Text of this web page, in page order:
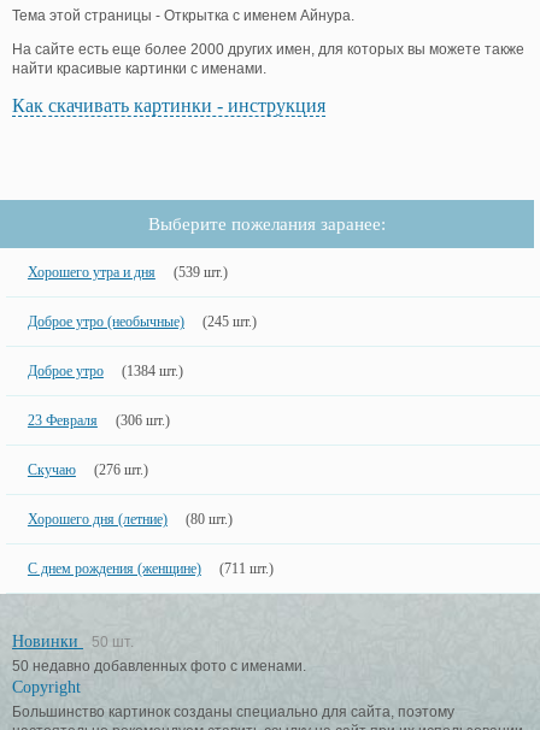
Тема этой страницы - Открытка с именем Айнура.
На сайте есть еще более 2000 других имен, для которых вы можете также
найти красивые картинки с именами.
Как скачивать картинки - инструкция
Выберите пожелания заранее:
Хорошего утра и дня (539 шт.)
Доброе утро (необычные) (245 шт.)
Доброе утро (1384 шт.)
23 Февраля (306 шт.)
Скучаю (276 шт.)
Хорошего дня (летние) (80 шт.)
С днем рождения (женщине) (711 шт.)
Новинки
50 шт.
50 недавно добавленных фото с именами.
Copyright
Большинство картинок созданы специально для сайта, поэтому